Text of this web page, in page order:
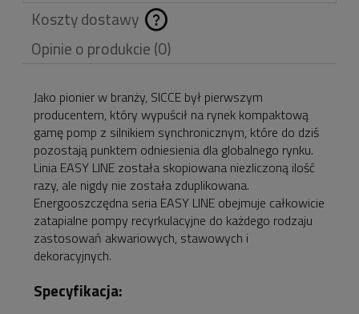
Koszty dostawy
Cena nie zawiera
ewentualnych kosztów
płatności
Opinie o produkcie (0)
Jako pionier w branży, SICCE był pierwszym
producentem, który wypuścił na rynek kompaktową
gamę pomp z silnikiem synchronicznym, które do dziś
pozostają punktem odniesienia dla globalnego rynku.
Linia EASY LINE została skopiowana niezliczoną ilość
razy, ale nigdy nie została zduplikowana.
Energooszczędna seria EASY LINE obejmuje całkowicie
zatapialne pompy recyrkulacyjne do każdego rodzaju
zastosowań akwariowych, stawowych i
dekoracyjnych.
Specyfikacja: